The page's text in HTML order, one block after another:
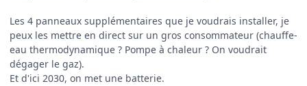
Les 4 panneaux supplémentaires que je voudrais installer, je
peux les mettre en direct sur un gros consommateur (chauffe-
eau thermodynamique ? Pompe à chaleur ? On voudrait
dégager le gaz).
Et d'ici 2030, on met une batterie.